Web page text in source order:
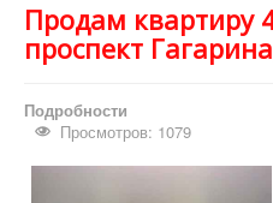
Продам квартиру
проспект
Подробности
Просмотров: 1079